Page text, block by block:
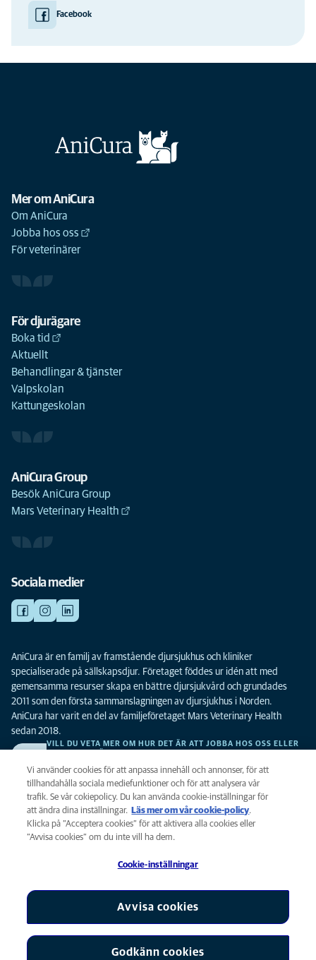
Facebook
Mer om AniCura
Om AniCura
Jobba hos oss
För veterinärer
För djurägare
Boka tid
Aktuellt
Behandlingar & tjänster
Valpskolan
Kattungeskolan
AniCura Group
Besök AniCura Group
Mars Veterinary Health
Sociala medier
AniCura är en familj av framstående djursjukhus och kliniker
specialiserade på sällskapsdjur. Företaget föddes ur idén att med
gemensamma resurser skapa en bättre djursjukvård och grundades
2011 som den första sammanslagningen av djursjukhus i Norden.
AniCura har varit en del av familjeföretaget Mars Veterinary Health
sedan 2018.
VILL DU VETA MER OM HUR DET ÄR ATT JOBBA HOS OSS ELLER
Integritet
Legalt
AniCura är ett dotterbolag till Mars, Inc © 2026
Cookie-inställningar
Vi använder cookies för att anpassa innehåll och annonser, för att
tillhandahålla sociala mediefunktioner och för att analysera vår
trafik. Se vår cokiepolicy. Du kan använda cookie-inställningar för
att ändra dina inställningar.
Läs mer om vår cookie-policy(opens in a
new tab)
.
Klicka på ”Acceptera cookies” för att aktivera alla cookies eller
”Avvisa cookies” om du inte vill ha dem.
Cookie-inställningar
Avvisa cookies
Godkänn cookies